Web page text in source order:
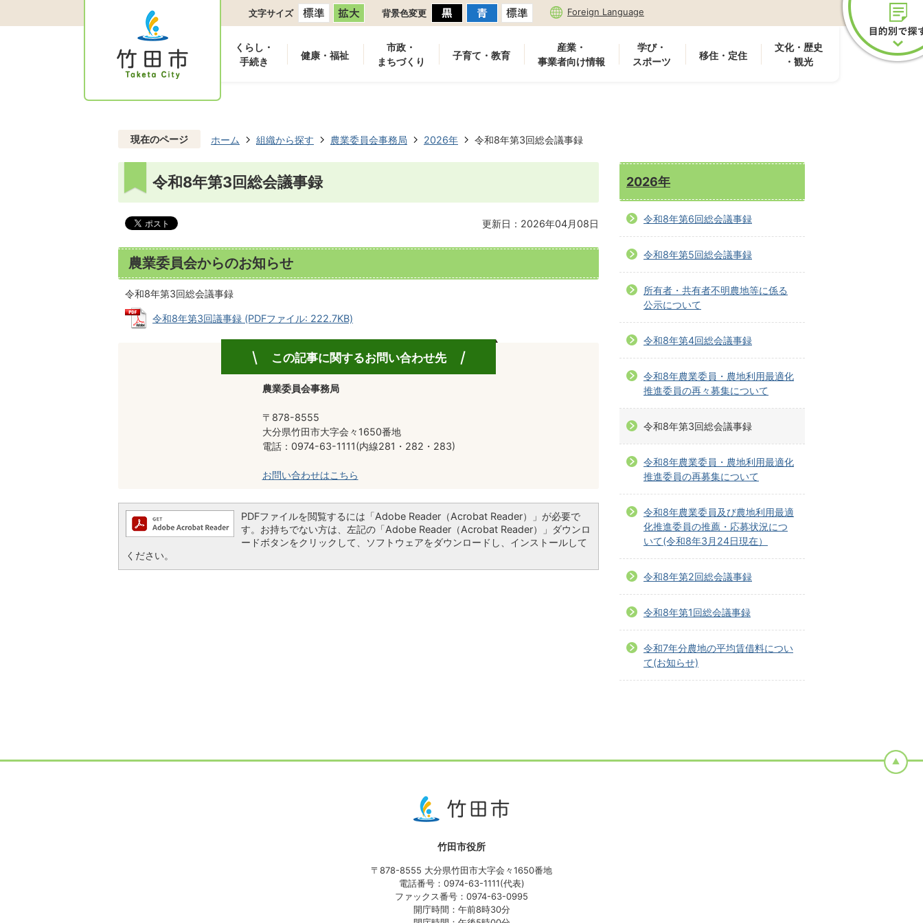
文字サイズ 背景色変更 Foreign Language
くらし・
手続き
健康・福祉
市政・
まちづくり
子育て・教育
産業・
事業者向け情報
学び・
スポーツ
移住・定住
文化・歴史
・観光
現在のページ ホーム 組織から探す 農業委員会事務局 2026年 令和8年第3回総会議事録
令和8年第3回総会議事録
更新日：2026年04月08日
農業委員会からのお知らせ
令和8年第3回総会議事録
令和8年第3回議事録 (PDFファイル: 222.7KB)
この記事に関するお問い合わせ先
農業委員会事務局
〒878-8555
大分県竹田市大字会々1650番地
電話：0974-63-1111(内線281・282・283)
お問い合わせはこちら
PDFファイルを閲覧するには「Adobe Reader（Acrobat Reader）」が必要で
す。お持ちでない方は、左記の「Adobe Reader（Acrobat Reader）」ダウンロ
ードボタンをクリックして、ソフトウェアをダウンロードし、インストールして
ください。
2026年
令和8年第6回総会議事録
令和8年第5回総会議事録
所有者・共有者不明農地等に係る
公示について
令和8年第4回総会議事録
令和8年農業委員・農地利用最適化
推進委員の再々募集について
令和8年第3回総会議事録
令和8年農業委員・農地利用最適化
推進委員の再募集について
令和8年農業委員及び農地利用最適
化推進委員の推薦・応募状況につ
いて(令和8年3月24日現在）
令和8年第2回総会議事録
令和8年第1回総会議事録
令和7年分農地の平均賃借料につい
て(お知らせ)
竹田市役所
〒878-8555 大分県竹田市大字会々1650番地
電話番号：0974-63-1111(代表)
ファックス番号：0974-63-0995
開庁時間：午前8時30分